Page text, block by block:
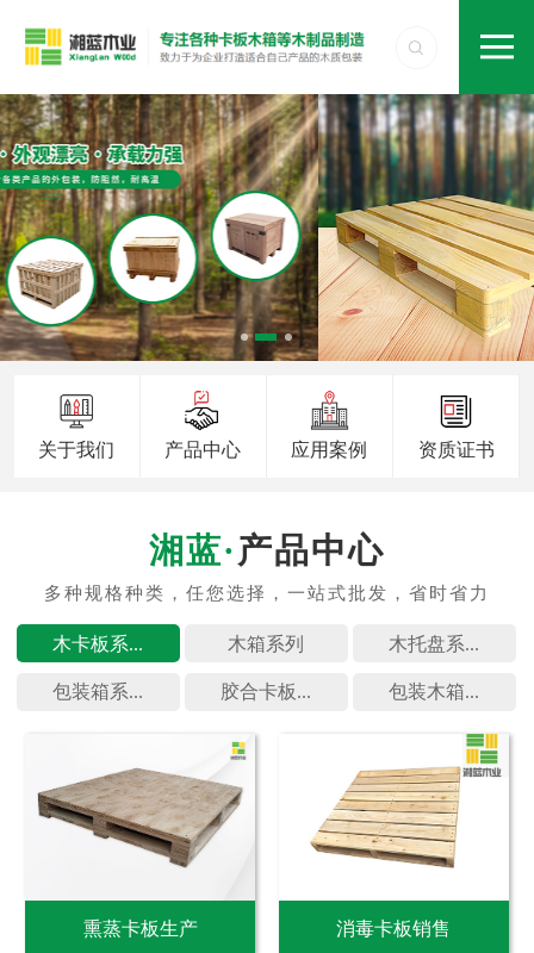
关于我们 产品中心 应用案例 资质证书
产品中心
木卡板系... 木箱系列 木托盘系...
包装箱系... 胶合卡板... 包装木箱...
熏蒸卡板生产 消毒卡板销售